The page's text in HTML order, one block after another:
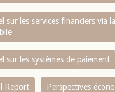
sur les services financiers via la
sur les systèmes de paiement
Report Perspectives